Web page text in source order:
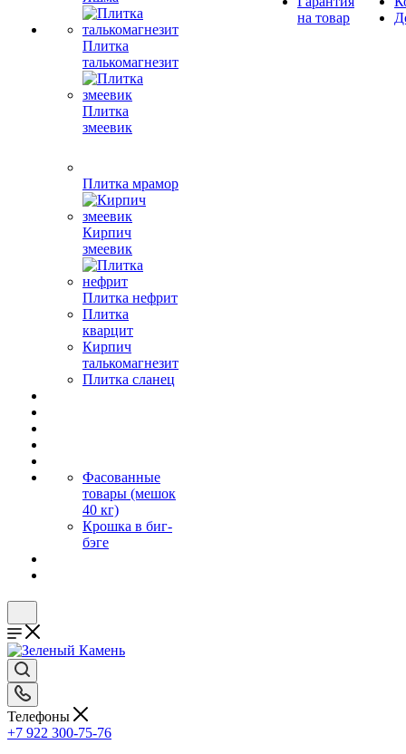
Плитка
талькомагнезит
Плитка
змеевик
Плитка мрамор
Кирпич
змеевик
Плитка нефрит
Плитка
кварцит
Кирпич
талькомагнезит
Плитка сланец
Фасованные
товары (мешок
40 кг)
Крошка в биг-
бэге
на товар
Телефоны
+7 922 300-75-76